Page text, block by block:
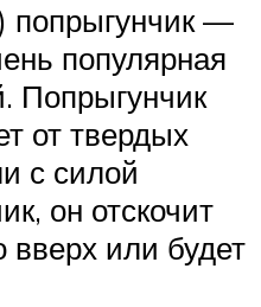
попрыгунчик —
популярная
Попрыгунчик
от твердых
с силой
он отскочит
вверх или будет